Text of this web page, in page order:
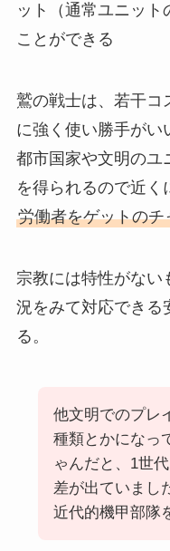
ット（通常ユニット
ことができる
鷲の戦士は、若干コ
に強く使い勝手がい
都市国家や文明のユ
を得られるので近
労働者をゲットのチ
宗教には特性がない
況をみて対応できる
る。
他文明でのプレ
種類とかになっ
ゃんだと、1世
差が出ていまし
近代的機甲部隊